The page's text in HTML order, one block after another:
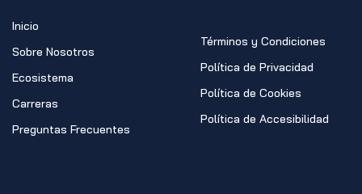
Inicio
Sobre Nosotros
Ecosistema
Carreras
Preguntas Frecuentes
Términos y Condiciones
Política de Privacidad
Política de Cookies
Política de Accesibilidad